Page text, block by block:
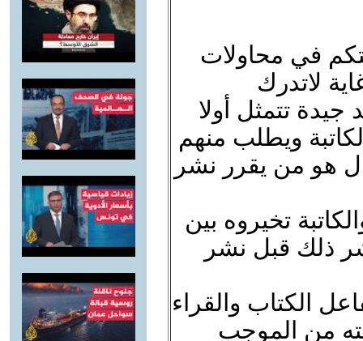
في محاولات
لاتدرك
تتمثل أولا
ويطلب منهم
هو من يقرر نشر
تخيروه بين
ذلك قبل نشر
الكتاب والقراء
من الموجب